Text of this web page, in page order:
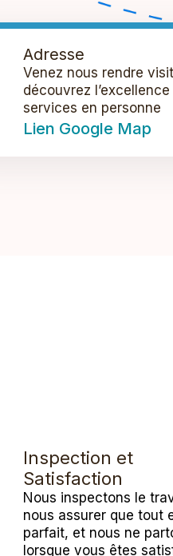
Adresse
Venez nous rendre
découvrez
services en personne
Lien Google Map
Inspection et
Satisfaction
Nous inspectons le
nous assurer que tout
parfait, et nous ne
lorsque vous êtes